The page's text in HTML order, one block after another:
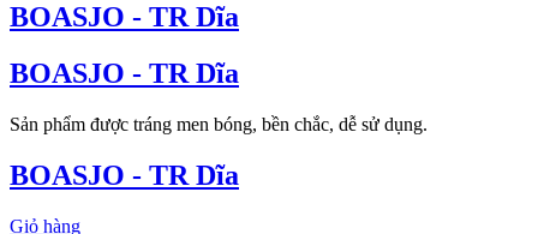
BOASJO - TR Dĩa
BOASJO - TR Dĩa
Sản phẩm được tráng men bóng, bền chắc, dễ sử dụng.
BOASJO - TR Dĩa
Giỏ hàng